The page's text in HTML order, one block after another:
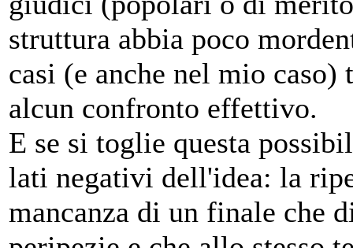
struttura abbia poco
casi (e anche nel mio
alcun confronto effettivo.
E se si toglie questa
lati negativi dell'idea: la
mancanza di un finale che